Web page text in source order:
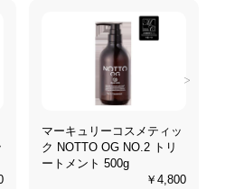
マーキュリーコスメティッ
ク NOTTO OG NO.2 トリ
ートメント 500g
￥4,800
>